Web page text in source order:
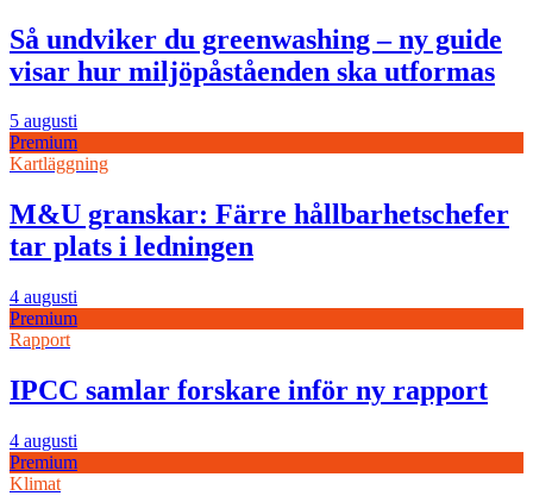
Så undviker du greenwashing – ny guide
visar hur miljöpåståenden ska utformas
5 augusti
Premium
Kartläggning
M&U granskar: Färre hållbarhetschefer
tar plats i ledningen
4 augusti
Premium
Rapport
IPCC samlar forskare inför ny rapport
4 augusti
Premium
Klimat